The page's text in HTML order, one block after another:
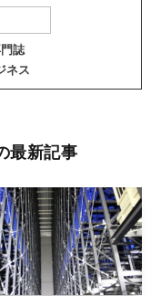
誌
ネス
最新記事